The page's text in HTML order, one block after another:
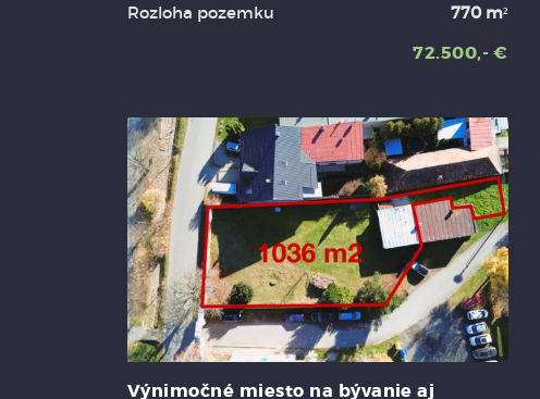
Rozloha pozemku
770 m²
72.500,- €
Výnimočné miesto na bývanie aj